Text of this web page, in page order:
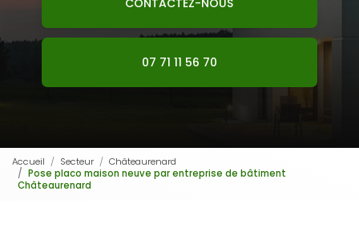
07 71 11 56 70
Accueil Secteur
Châteaurenard
Pose placo maison neuve par entreprise de bâtiment
Châteaurenard